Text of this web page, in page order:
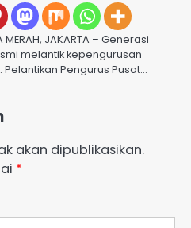
JAKARTA – Generasi
melantik kepengurusan
Pengurus Pusat…
akan dipublikasikan.
*